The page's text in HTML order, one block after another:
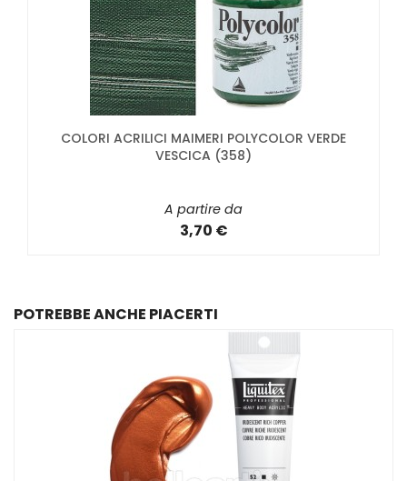
COLORI ACRILICI MAIMERI POLYCOLOR VERDE
VESCICA (358)
A partire da
3,70 €
POTREBBE ANCHE PIACERTI